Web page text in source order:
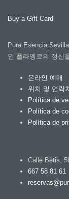
Buy a Gift Card
Pura Esencia
인 플라멩코의 정신
온라인 예매
위치 및 연락
Política de
Política de
Política de
Calle Betis,
667 58 81 61